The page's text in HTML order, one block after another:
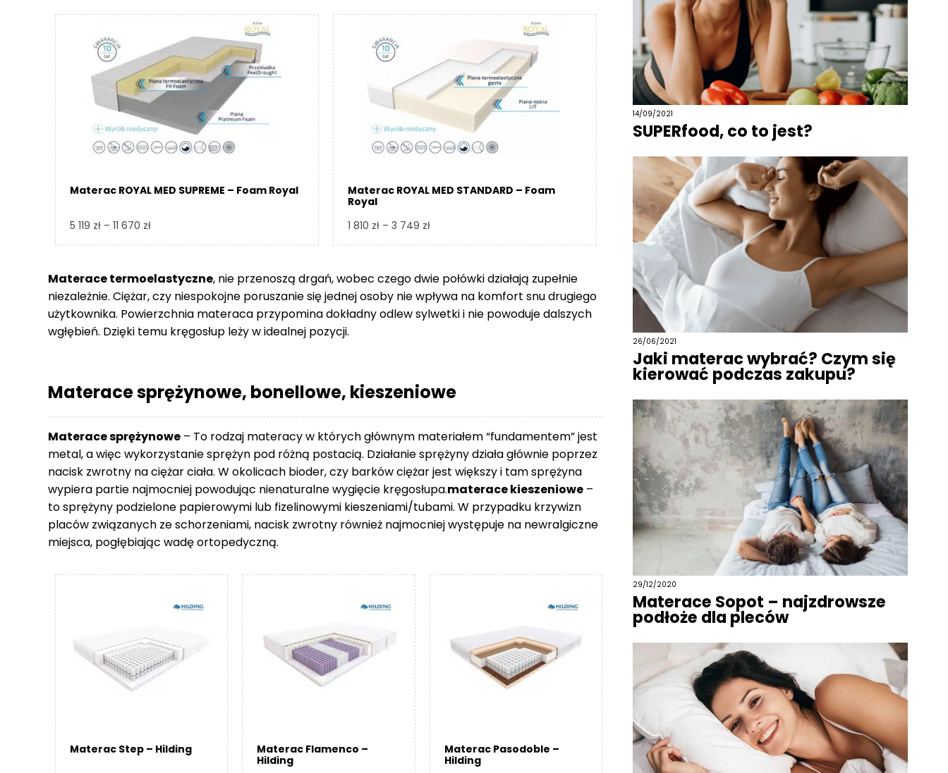
Materac ROYAL MED SUPREME – Foam Royal
5 119 zł – 11 670 złZakres
5
119 zł
do
11
670 zł
Materac ROYAL MED STANDARD – Foam
Royal
1 810 zł – 3 749 złZakres
1
810 zł
do
3
Materace termoelastyczne, nie przenoszą drgań, wobec czego dwie połówki działają zupełnie
niezależnie. Ciężar, czy niespokojne poruszanie się jednej osoby nie wpływa na komfort snu drugiego
użytkownika. Powierzchnia materaca przypomina dokładny odlew sylwetki i nie powoduje dalszych
wgłębień. Dzięki temu kręgosłup leży w idealnej pozycji.
Materace sprężynowe, bonellowe, kieszeniowe
Materace sprężynowe– To rodzaj materacy w których głównym materiałem “fundamentem” jest
metal, a więc wykorzystanie sprężyn pod różną postacią. Działanie sprężyny działa głównie poprzez
nacisk zwrotny na ciężar ciała. W okolicach bioder, czy barków ciężar jest większy i tam sprężyna
wypiera partie najmocniej powodując nienaturalne wygięcie kręgosłupa.materace kieszeniowe–
to sprężyny podzielone papierowymi lub fizelinowymi kieszeniami/tubami. W przypadku krzywizn
placów związanych ze schorzeniami, nacisk zwrotny również najmocniej występuje na newralgiczne
miejsca, pogłębiając wadę ortopedyczną.
Materac Step – Hilding
Materac Flamenco –
Hilding
Materac Pasodoble –
Hilding
14/09/2021
SUPERfood, co to jest?
26/06/2021
Jaki materac wybrać? Czym się
kierować podczas zakupu?
29/12/2020
Materace Sopot – najzdrowsze
podłoże dla pleców